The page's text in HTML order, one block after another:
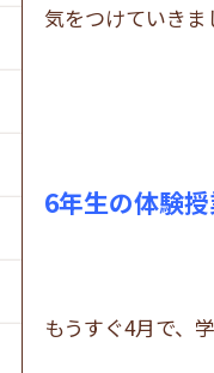
気をつけていきま
6年生の体験
もうすぐ4月で、